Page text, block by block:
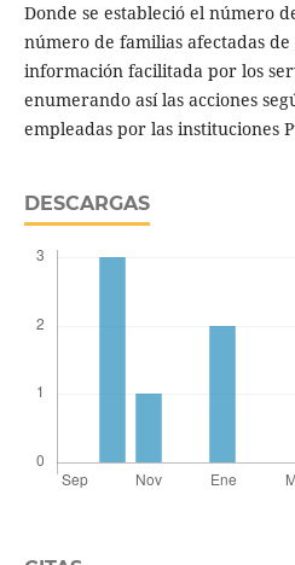
Donde se estableció el número
número de familias afectadas de
información facilitada por los
enumerando así las acciones
empleadas por las instituciones
DESCARGAS